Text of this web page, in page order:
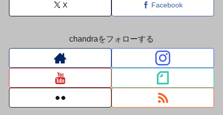
X Facebook
chandraをフォローする